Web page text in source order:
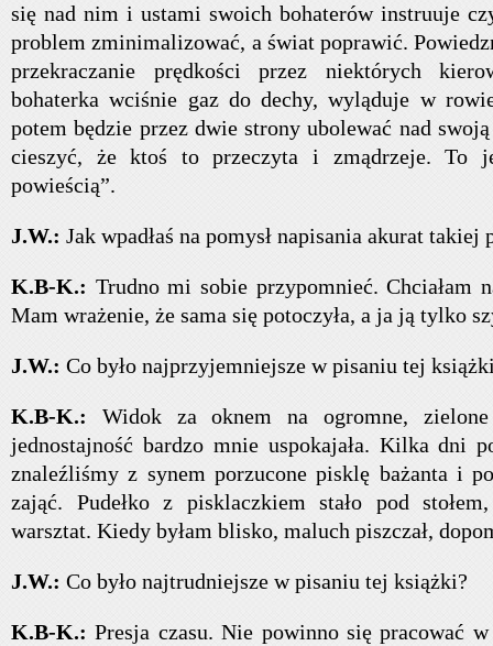
się nad nim i ustami swoich bohaterów instruuje
problem zminimalizować, a świat poprawić.
przekraczanie prędkości przez niektórych
bohaterka wciśnie gaz do dechy, wyląduje w
potem będzie przez dwie strony ubolewać nad
cieszyć, że ktoś to przeczyta i zmądrzeje. To
powieścią”.
J.W.: Jak wpadłaś na pomysł napisania akurat takiej
K.B-K.: Trudno mi sobie przypomnieć. Chciałam
Mam wrażenie, że sama się potoczyła, a ja ją tylko
J.W.: Co było najprzyjemniejsze w pisaniu tej
K.B-K.: Widok za oknem na ogromne,
jednostajność bardzo mnie uspokajała. Kilka dni
znaleźliśmy z synem porzucone pisklę bażanta i
zająć. Pudełko z pisklaczkiem stało pod
warsztat. Kiedy byłam blisko, maluch piszczał,
J.W.: Co było najtrudniejsze w pisaniu tej książki?
K.B-K.:Presja czasu. Nie powinno się pracować